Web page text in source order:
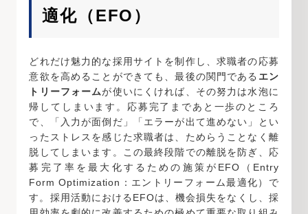
適化（EFO）
どれだけ魅力的な採用サイトを制作し、求職者の応募
意欲を高めることができても、最後の関門である エン
トリーフォームが使いにくければ、その努力は水泡に
帰してしまいます。応募完了まであと一歩のところ
で、「入力が面倒だ」「エラーが出て進めない」とい
ったストレスを感じた求職者は、ためらうことなく離
脱してしまいます。この最終段階での離脱を防ぎ、応
募完了率を最大化するための施策がEFO（Entry
Form Optimization：エントリーフォーム最適化）で
す。採用活動におけるEFOは、機会損失をなくし、採